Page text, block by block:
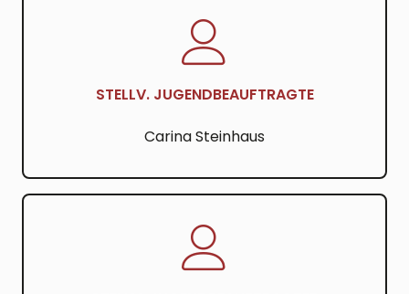
STELLV. JUGENDBEAUFTRAGTE
Carina Steinhaus